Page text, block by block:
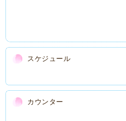
スケジュール
カウンター